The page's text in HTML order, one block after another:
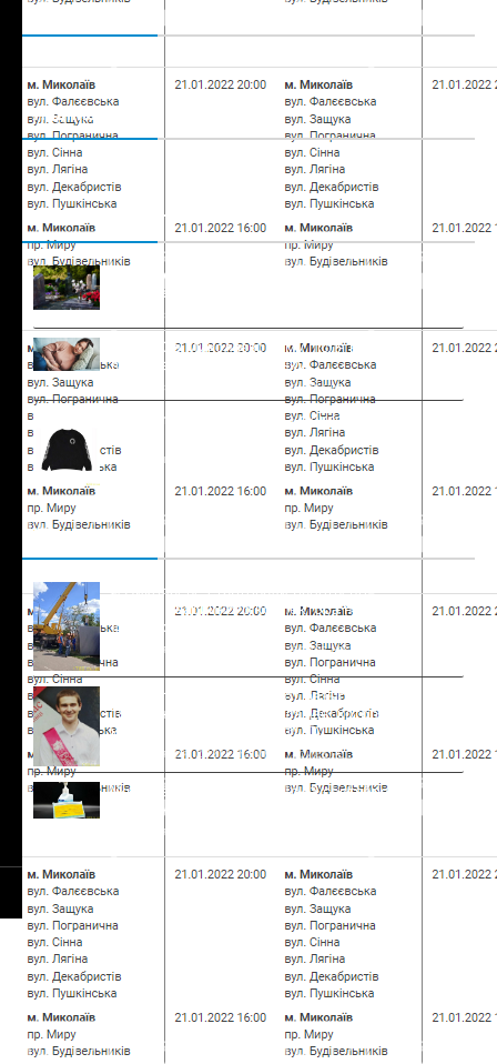
Сайт Николаева — 1789
Сайт города Николаева
Подписаться
Недавние новости
Что входит в уборку и чем разовая
отличается от генеральной могилы
6 августа, 2026
ZDRAVO в Миколаєві: чому після їжі
виникає важкість у шлунку
4 августа, 2026 Комментариев нет
Худі Chrome Hearts: ікона люксового
29 июля, 2026 Комментариев нет
Комментарии
В Николаеве стартовали работы по
замене аварийного коллектора на
Флотской, — ФОТО
6 сентября, 2021 Комментариев нет
В Николаеве продолжают разыскивать
18-летнего Дмитрия Шаламая, который
исчез в начале лета, — ФОТО
6 сентября, 2021 Комментариев нет
Украина может перейти с 13 сентября в
"желтую" карантинную зону
6 сентября, 2021
© 2021-2026 Сайт Николаева - 1789